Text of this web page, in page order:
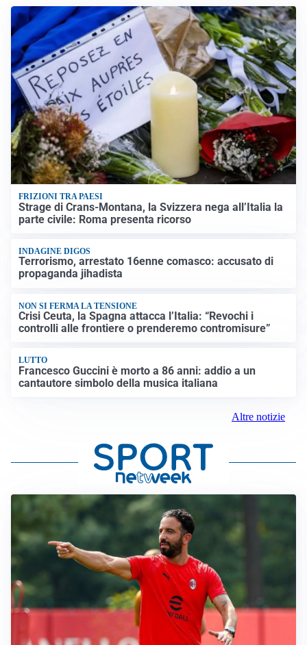
FRIZIONI TRA PAESI
Strage di Crans-Montana, la Svizzera nega all’Italia la
parte civile: Roma presenta ricorso
INDAGINE DIGOS
Terrorismo, arrestato 16enne comasco: accusato di
propaganda jihadista
NON SI FERMA LA TENSIONE
Crisi Ceuta, la Spagna attacca l’Italia: “Revochi i
controlli alle frontiere o prenderemo contromisure”
LUTTO
Francesco Guccini è morto a 86 anni: addio a un
cantautore simbolo della musica italiana
Altre notizie